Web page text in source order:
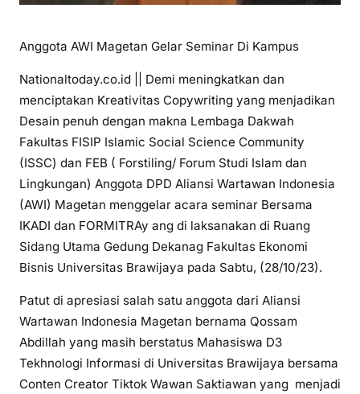
Anggota AWI Magetan Gelar Seminar Di Kampus
Nationaltoday.co.id || Demi meningkatkan dan
menciptakan Kreativitas Copywriting yang menjadikan
Desain penuh dengan makna Lembaga Dakwah
Fakultas FISIP Islamic Social Science Community
(ISSC) dan FEB ( Forstiling/ Forum Studi Islam dan
Lingkungan) Anggota DPD Aliansi Wartawan Indonesia
(AWI) Magetan menggelar acara seminar Bersama
IKADI dan FORMITRAy ang di laksanakan di Ruang
Sidang Utama Gedung Dekanag Fakultas Ekonomi
Bisnis Universitas Brawijaya pada Sabtu, (28/10/23).
Patut di apresiasi salah satu anggota dari Aliansi
Wartawan Indonesia Magetan bernama Qossam
Abdillah yang masih berstatus Mahasiswa D3
Tekhnologi Informasi di Universitas Brawijaya bersama
Conten Creator Tiktok Wawan Saktiawan yang menjadi